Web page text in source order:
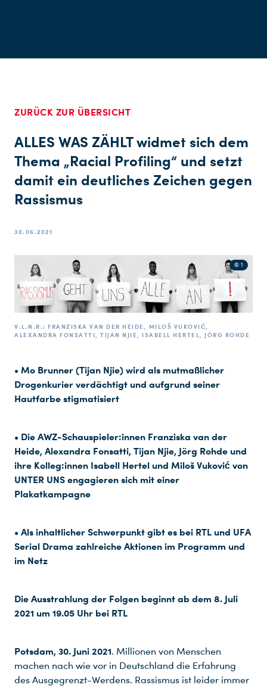
ZURÜCK ZUR ÜBERSICHT
ALLES WAS ZÄHLT widmet sich dem
Thema „Racial Profiling“ und setzt
damit ein deutliches Zeichen gegen
Rassismus
30.06.2021
© 1
V.L.N.R.: FRANZISKA VAN DER HEIDE, MILOŠ VUKOVIĆ,
ALEXANDRA FONSATTI, TIJAN NJIE, ISABELL HERTEL, JÖRG ROHDE
• Mo Brunner (Tijan Njie) wird als mutmaßlicher
Drogenkurier verdächtigt und aufgrund seiner
Hautfarbe stigmatisiert
• Die AWZ-Schauspieler:innen Franziska van der
Heide, Alexandra Fonsatti, Tijan Njie, Jörg Rohde und
ihre Kolleg:innen Isabell Hertel und Miloš Vuković von
UNTER UNS engagieren sich mit einer
Plakatkampagne
• Als inhaltlicher Schwerpunkt gibt es bei RTL und UFA
Serial Drama zahlreiche Aktionen im Programm und
im Netz
Die Ausstrahlung der Folgen beginnt ab dem 8. Juli
2021 um 19.05 Uhr bei RTL
Potsdam, 30. Juni 2021. Millionen von Menschen
machen nach wie vor in Deutschland die Erfahrung
des Ausgegrenzt-Werdens. Rassismus ist leider immer